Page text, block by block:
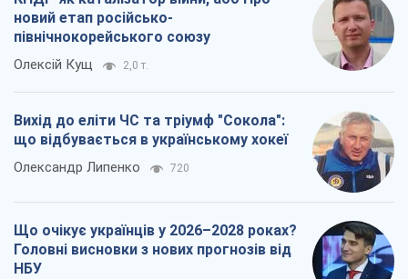
новий етап російсько-
північнокорейського союзу
Олексій Кущ 2,0 т.
Вихід до еліти ЧС та тріумф "Сокола":
що відбувається в українському хокеї
Олександр Липенко 720
Що очікує українців у 2026–2028 роках?
Головні висновки з нових прогнозів від
НБУ